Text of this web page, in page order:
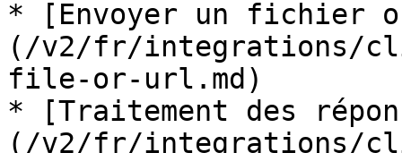
* [Envoyer un fichier
(/v2/fr/integrations/
file-or-url.md)
* [Traitement des
(/v2/fr/integrations/